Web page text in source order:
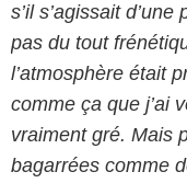
s’il s’agissait
pas du tout
l’atmosphère était
comme ça que j’ai
vraiment gré. Mais
bagarrées comme